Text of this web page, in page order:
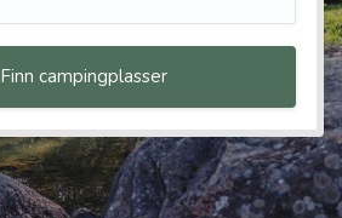
Finn campingplasser